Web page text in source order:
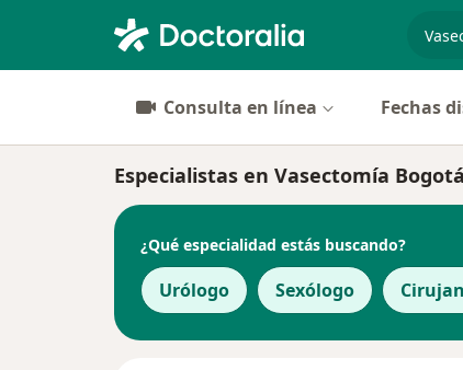
Consulta en línea Fechas
Especialistas en Vasectomía Bogotá
¿Qué especialidad estás buscando?
Urólogo Sexólogo